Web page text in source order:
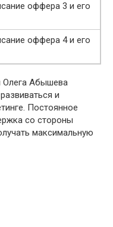
оффера 3 и его
оффера 4 и его
Олега Абышева
и
Постоянное
со стороны
максимальную